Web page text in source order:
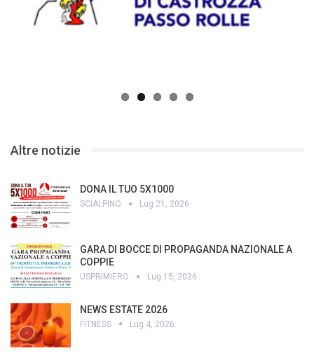
Previous
Altre notizie
DONA IL TUO 5X1000
SCIALPINO Lug 21, 2026
GARA DI BOCCE DI PROPAGANDA NAZIONALE A
COPPIE
USPRIMIERO Lug 15, 2026
NEWS ESTATE 2026
FITNESS Lug 4, 2026